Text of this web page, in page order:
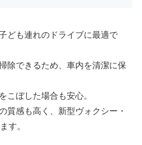
ども連れのドライブに最適で
除できるため、車内を清潔に保
こぼした場合も安心。
質感も高く、新型ヴォクシー・
す。